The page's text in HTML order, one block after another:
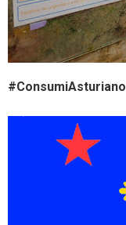
#ConsumiAsturiano